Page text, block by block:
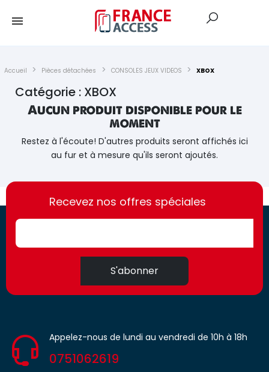
Accueil Pièces détachées CONSOLES JEUX VIDEOS XBOX
Catégorie : XBOX
Aucun produit disponible pour le
moment
Restez à l'écoute! D'autres produits seront affichés ici
au fur et à mesure qu'ils seront ajoutés.
https://france-
access.fr
https://france-
access.fr
Recevez nos offres spéciales
S'abonner
Appelez-nous de lundi au vendredi de 10h à 18h
0751062619